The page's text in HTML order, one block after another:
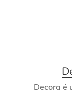
Decora é